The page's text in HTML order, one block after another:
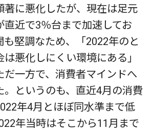
著に悪化したが、現在は足元
直近で3％台まで加速してお
も堅調なため、「2022年のと
悪化しにくい環境にある」
だ一方で、消費者マインドへ
。というのも、直近4月の消費
年4月とほぼ同水準まで低
年当時はそこから11月まで